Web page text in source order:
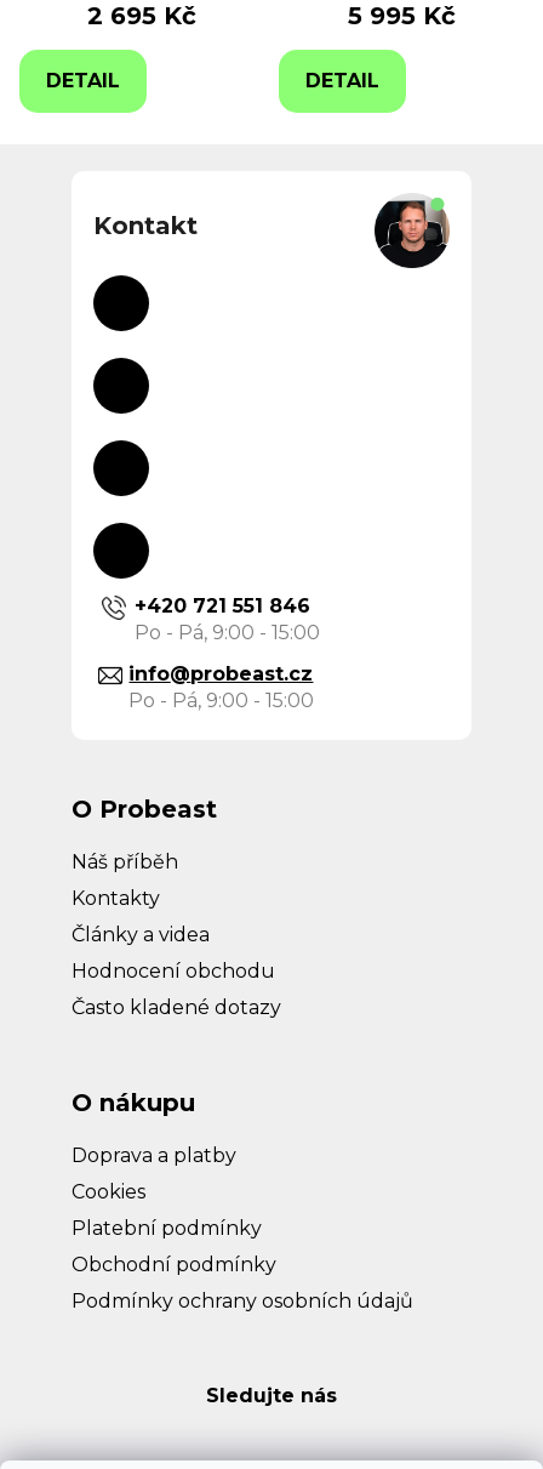
2 695 Kč
DETAIL
5 995 Kč
DETAIL
Kontakt
info@probeast.cz
+420 721 551 846
O Probeast
Náš příběh
Kontakty
Články a videa
Hodnocení obchodu
Často kladené dotazy
O nákupu
Doprava a platby
Cookies
Platební podmínky
Obchodní podmínky
Podmínky ochrany osobních údajů
Sledujte nás